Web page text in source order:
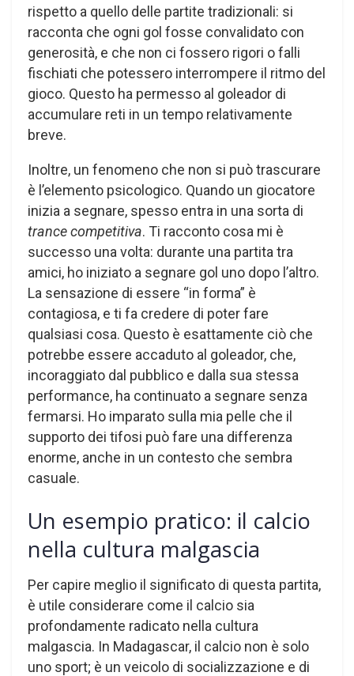
rispetto a quello delle partite tradizionali: si
racconta che ogni gol fosse convalidato con
generosità, e che non ci fossero rigori o falli
fischiati che potessero interrompere il ritmo del
gioco. Questo ha permesso al goleador di
accumulare reti in un tempo relativamente
breve.
Inoltre, un fenomeno che non si può trascurare
è l’elemento psicologico. Quando un giocatore
inizia a segnare, spesso entra in una sorta di
trance competitiva. Ti racconto cosa mi è
successo una volta: durante una partita tra
amici, ho iniziato a segnare gol uno dopo l’altro.
La sensazione di essere “in forma” è
contagiosa, e ti fa credere di poter fare
qualsiasi cosa. Questo è esattamente ciò che
potrebbe essere accaduto al goleador, che,
incoraggiato dal pubblico e dalla sua stessa
performance, ha continuato a segnare senza
fermarsi. Ho imparato sulla mia pelle che il
supporto dei tifosi può fare una differenza
enorme, anche in un contesto che sembra
casuale.
Un esempio pratico: il calcio
nella cultura malgascia
Per capire meglio il significato di questa partita,
è utile considerare come il calcio sia
profondamente radicato nella cultura
malgascia. In Madagascar, il calcio non è solo
uno sport; è un veicolo di socializzazione e di